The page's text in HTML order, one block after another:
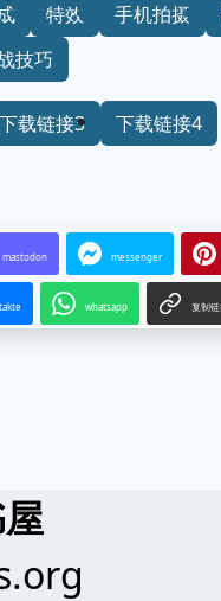
特效 手机拍摄
技巧
下载链接3 下载链接4
mastodon messenger
whatsapp 复制